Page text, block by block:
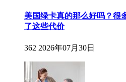
美国绿卡真的那么好吗？很
了这些代价
362 2026年07月30日